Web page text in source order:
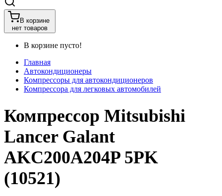
В корзине
нет товаров
В корзине пусто!
Главная
Автокондиционеры
Компрессоры для автокондиционеров
Компрессора для легковых автомобилей
Компрессор Mitsubishi
Lancer Galant
AKC200A204P 5PK
(10521)